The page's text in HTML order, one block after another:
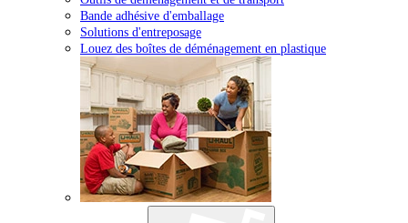
Bande adhésive d'emballage
Solutions d'entreposage
Louez des boîtes de déménagement en plastique